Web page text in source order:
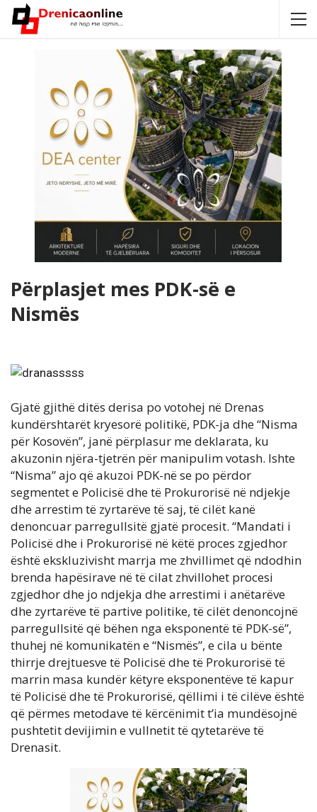
Përplasjet mes PDK-së e
Nismës
Gjatë gjithë ditës derisa po votohej në Drenas
kundërshtarët kryesorë politikë, PDK-ja dhe “Nisma
për Kosovën”, janë përplasur me deklarata, ku
akuzonin njëra-tjetrën për manipulim votash. Ishte
“Nisma” ajo që akuzoi PDK-në se po përdor
segmentet e Policisë dhe të Prokurorisë në ndjekje
dhe arrestim të zyrtarëve të saj, të cilët kanë
denoncuar parregullsitë gjatë procesit. “Mandati i
Policisë dhe i Prokurorisë në këtë proces zgjedhor
është ekskluzivisht marrja me zhvillimet që ndodhin
brenda hapësirave në të cilat zhvillohet procesi
zgjedhor dhe jo ndjekja dhe arrestimi i anëtarëve
dhe zyrtarëve të partive politike, të cilët denoncojnë
parregullsitë që bëhen nga eksponentë të PDK-së”,
thuhej në komunikatën e “Nismës”, e cila u bënte
thirrje drejtuesve të Policisë dhe të Prokurorisë të
marrin masa kundër këtyre eksponentëve të kapur
të Policisë dhe të Prokurorisë, qëllimi i të cilëve është
që përmes metodave të kërcënimit t’ia mundësojnë
pushtetit devijimin e vullnetit të qytetarëve të
Drenasit.